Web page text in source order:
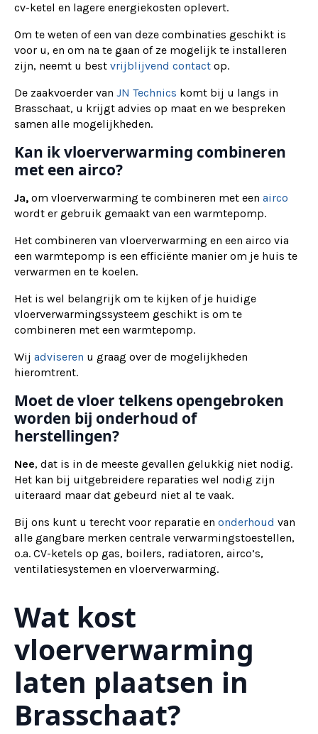
cv-ketel en lagere energiekosten oplevert.
Om te weten of een van deze combinaties geschikt is
voor u, en om na te gaan of ze mogelijk te installeren
zijn, neemt u best vrijblijvend contact op.
De zaakvoerder van JN Technics komt bij u langs in
Brasschaat, u krijgt advies op maat en we bespreken
samen alle mogelijkheden.
Kan ik vloerverwarming combineren
met een airco?
Ja, om vloerverwarming te combineren met een airco
wordt er gebruik gemaakt van een warmtepomp.
Het combineren van vloerverwarming en een airco via
een warmtepomp is een efficiënte manier om je huis te
verwarmen en te koelen.
Het is wel belangrijk om te kijken of je huidige
vloerverwarmingssysteem geschikt is om te
combineren met een warmtepomp.
Wij adviseren u graag over de mogelijkheden
hieromtrent.
Moet de vloer telkens opengebroken
worden bij onderhoud of
herstellingen?
Nee, dat is in de meeste gevallen gelukkig niet nodig.
Het kan bij uitgebreidere reparaties wel nodig zijn
uiteraard maar dat gebeurd niet al te vaak.
Bij ons kunt u terecht voor reparatie en onderhoud van
alle gangbare merken centrale verwarmingstoestellen,
o.a. CV-ketels op gas, boilers, radiatoren, airco’s,
ventilatiesystemen en vloerverwarming.
Wat kost
vloerverwarming
laten plaatsen in
Brasschaat?